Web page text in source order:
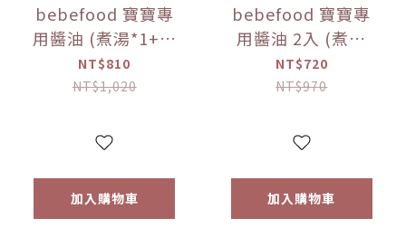
bebefood 寶寶專
用醬油 (煮湯*1+沾
用*1) + bebefood
兒童專用調味海鹽
NT$810
NT$1,020
加入購物車
bebefood 寶寶專
用醬油 2入 (煮湯
*1+沾用*1) +little
pasta造型義大利麵
限定】
NT$720
NT$970
加入購物車